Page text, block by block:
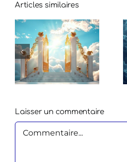
Articles similaires
Laisser un commentaire
Commentaire